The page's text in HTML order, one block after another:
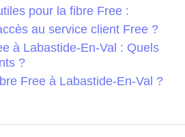
pour la fibre Free :
au service client Free ?
à Labastide-En-Val : Quels
?
Free à Labastide-En-Val ?